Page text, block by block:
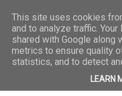
This site uses cookies
and to analyze traffic.
shared with Google along
metrics to ensure quality
statistics, and to detect
LEARN